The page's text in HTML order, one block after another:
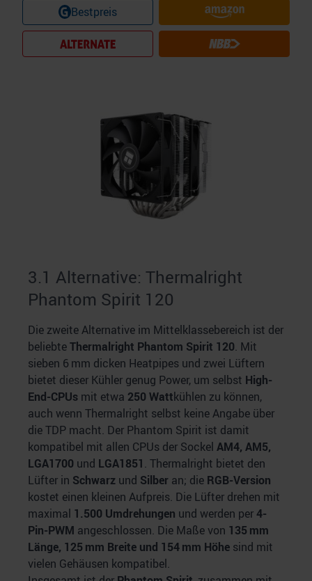
Bestpreis
3.1 Alternative: Thermalright
Phantom Spirit 120
Die zweite Alternative im Mittelklassebereich ist der
beliebteThermalright Phantom Spirit 120. Mit
sieben 6 mm dicken Heatpipes und zwei Lüftern
bietet dieser Kühler genug Power, um selbst High-
End-CPUs mit etwa 250 Wattkühlen zu können,
auch wenn Thermalright selbst keine Angabe über
die TDP macht. Der Phantom Spirit ist damit
kompatibel mit allen CPUs der Sockel AM4, AM5,
LGA1700 und LGA1851. Thermalright bietet den
Lüfter in Schwarz und Silber an; die RGB-Version
kostet einen kleinen Aufpreis. Die Lüfter drehen mit
maximal 1.500 Umdrehungen und werden per4-
Pin-PWM angeschlossen. Die Maße von 135 mm
Länge, 125 mm Breite und 154 mm Höhe sind mit
vielen Gehäusen kompatibel.